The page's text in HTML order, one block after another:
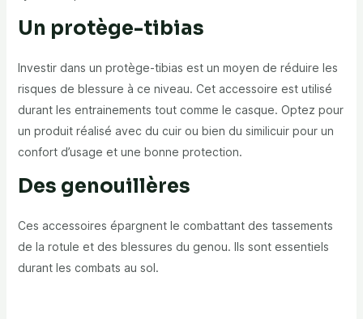
Un protège-tibias
Investir dans un protège-tibias est un moyen de réduire les
risques de blessure à ce niveau. Cet accessoire est utilisé
durant les entrainements tout comme le casque. Optez pour
un produit réalisé avec du cuir ou bien du similicuir pour un
confort d’usage et une bonne protection.
Des genouillères
Ces accessoires épargnent le combattant des tassements
de la rotule et des blessures du genou. Ils sont essentiels
durant les combats au sol.